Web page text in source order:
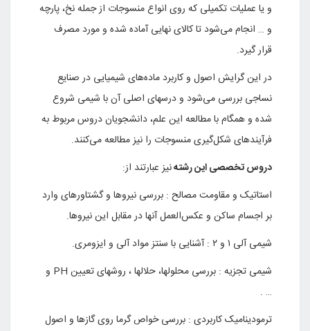
و یا عملیات تکمیلی که روی انواع منسوجات از جمله نخ، پارچه
و … انجام می‌شود تا کالای نهایی آماده شده و مورد مصرف
قرار گیرد.
در این گرایش اصول و کاربرد ماده‌های شیمیایی در صنایع
نساجی بررسی می‌شود و درسهای اصلی آن با شیمی شروع
شده و همگام با مطالعه این علم، دانشجویان دروس مربوط به
فرآیندهای شکل‌گیری منسوجات را نیز مطالعه می‌کنند.
دروس تخصصی این رشتهنیز عبارتند از:
استاتیک و مقاومت مصالح : بررسی نیروها و گشتاورهای وارد
بر اجسام ساکن و عکس‌العمل آنها در مقابل این نیروها.
شیمی آلی ۱ و ۲ : آشنایی با سنتز مواد آلی و ایزومری.
شیمی تجزیه : بررسی محلولها، حلالها ، روشهای تعیین PH و
… .
ترمودینامیک کاربردی : بررسی خواص گرما روی گازها و اصول